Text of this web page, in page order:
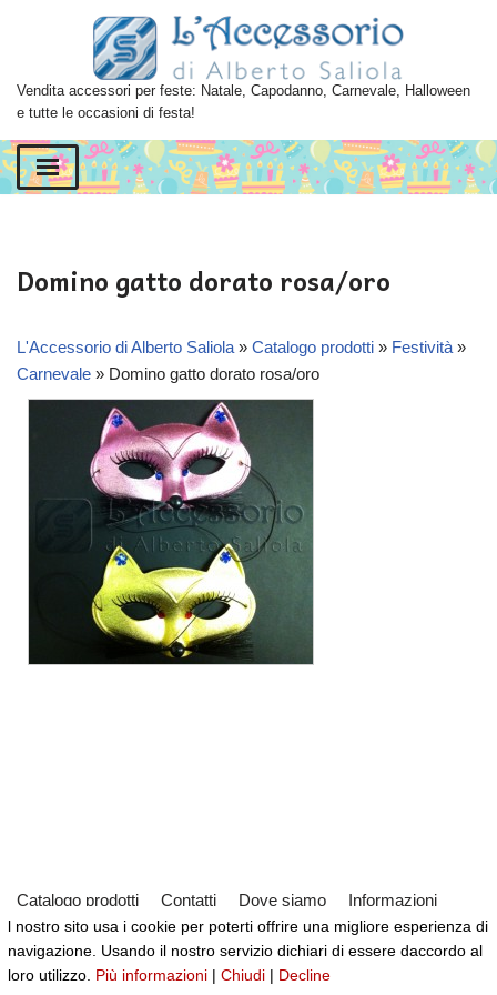
al
contenuto
Vendita accessori per feste: Natale, Capodanno, Carnevale, Halloween
e tutte le occasioni di festa!
Domino gatto dorato rosa/oro
L'Accessorio di Alberto Saliola » Catalogo prodotti » Festività »
Carnevale » Domino gatto dorato rosa/oro
Catalogo prodotti Contatti Dove siamo
Informazioni
Partner
Servizi Virtual Tour del Negozio
Neve| Powered byWordPress
l nostro sito usa i cookie per poterti offrire una migliore esperienza di
navigazione. Usando il nostro servizio dichiari di essere daccordo al
loro utilizzo. Più informazioni | Chiudi | Decline